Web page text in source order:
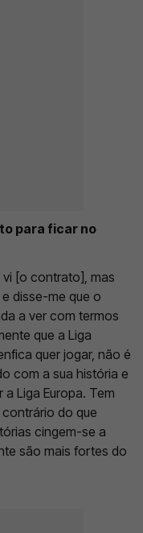
para ficar no
vi [o contrato], mas
disse-me que o
a ver com termos
que a Liga
quer jogar, não é
com a sua história e
Liga Europa. Tem
do que
cingem-se a
são mais fortes do